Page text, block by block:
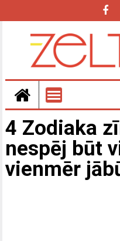
4 Zodiaka
nespēj būt
vienmēr